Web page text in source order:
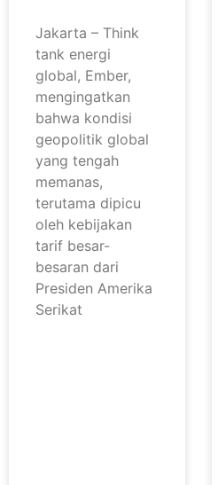
Jakarta – Think
tank energi
global, Ember,
mengingatkan
bahwa kondisi
geopolitik global
yang tengah
memanas,
terutama dipicu
oleh kebijakan
tarif besar-
besaran dari
Presiden Amerika
Serikat